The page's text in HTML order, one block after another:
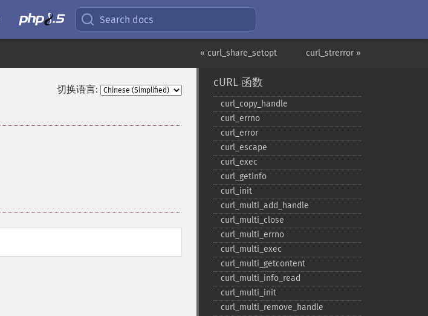
Search docs
curl_strerror »
« curl_share_setopt
切换语言:
cURL 函数
curl_​copy_​handle
curl_​errno
curl_​error
curl_​escape
curl_​exec
curl_​getinfo
curl_​init
curl_​multi_​add_​handle
curl_​multi_​close
curl_​multi_​errno
curl_​multi_​exec
curl_​multi_​getcontent
curl_​multi_​info_​read
curl_​multi_​init
curl_​multi_​remove_​handle